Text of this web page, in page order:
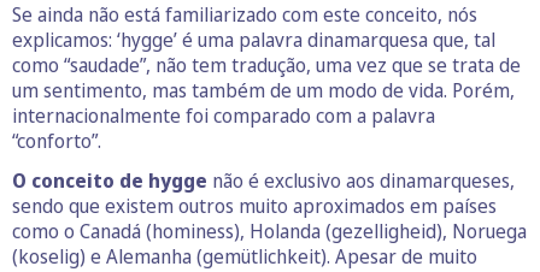
Se ainda não está familiarizado com este conceito, nós
explicamos: ‘hygge’ é uma palavra dinamarquesa que, tal
como “saudade”, não tem tradução, uma vez que se trata de
um sentimento, mas também de um modo de vida. Porém,
internacionalmente foi comparado com a palavra
“conforto”.
O conceito de hygge não é exclusivo aos dinamarqueses,
sendo que existem outros muito aproximados em países
como o Canadá (hominess), Holanda (gezelligheid), Noruega
(koselig) e Alemanha (gemütlichkeit). Apesar de muito